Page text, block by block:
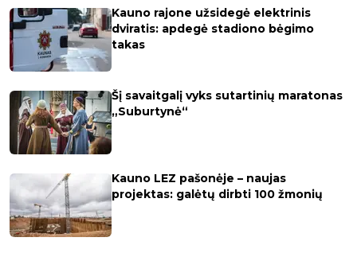
Kauno rajone užsidegė elektrinis
dviratis: apdegė stadiono bėgimo
takas
Šį savaitgalį vyks sutartinių maratonas
„Suburtynė“
Kauno LEZ pašonėje – naujas
projektas: galėtų dirbti 100 žmonių